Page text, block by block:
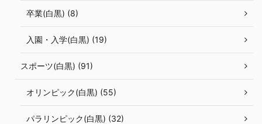
卒業(白黒) (8)
入園・入学(白黒) (19)
スポーツ(白黒) (91)
オリンピック(白黒) (55)
パラリンピック(白黒) (32)